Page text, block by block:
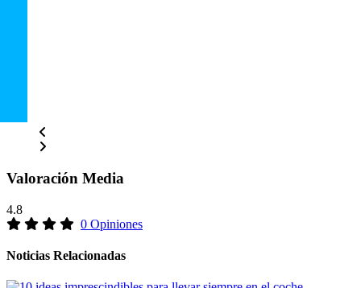
Valoración Media
4.8
0 Opiniones
Noticias Relacionadas